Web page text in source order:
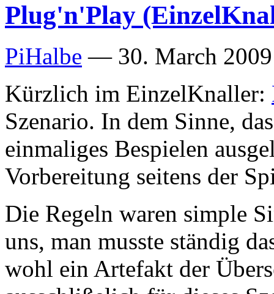
Plug'n'Play
PiHalbe — 30. March
Kürzlich im EinzelKnaller:
Szenario. In dem Sinne,
einmaliges Bespielen
Vorbereitung seitens der
Die Regeln waren simple
uns, man musste ständig
wohl ein Artefakt der